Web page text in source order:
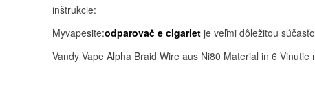
inštrukcie:
Myvapesite:odparovač e cigariet je veľmi dôležitou
Vandy Vape Alpha Braid Wire aus Ni80 Material in 6